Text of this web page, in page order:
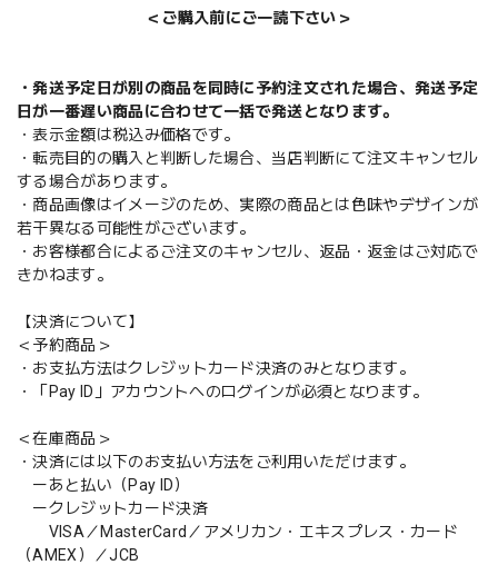
＜ご購入前にご一読下さい＞
・発送予定日が別の商品を同時に予約注文された場合、発送予定
日が一番遅い商品に合わせて一括で発送となります。
・表示金額は税込み価格です。
・転売目的の購入と判断した場合、当店判断にて注文キャンセル
する場合があります。
・商品画像はイメージのため、実際の商品とは色味やデザインが
若干異なる可能性がございます。
・お客様都合によるご注文のキャンセル、返品・返金はご対応で
きかねます。
【決済について】
＜予約商品＞
・お支払方法はクレジットカード決済のみとなります。
・「Pay ID」アカウントへのログインが必須となります。
＜在庫商品＞
・決済には以下のお支払い方法をご利用いただけます。
ーあと払い（Pay ID）
ークレジットカード決済
VISA／MasterCard／アメリカン・エキスプレス・カード
（AMEX）／JCB